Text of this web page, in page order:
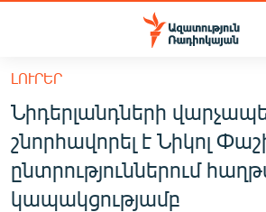
Մատչելիության
հիմնական
բովանդակությանը
Անցնել
հիմնական
մենյուին
Որոնում
ՀԱՅԱՍՏԱՆ
ՔԱՂԱՔԱԿԱՆ
ԸՆՏՐՈՒԹՅՈՒՆՆԵՐ 2026
ԼՈՒՐԵՐ
Նիդերլանդների
շնորհավորել է Նիկոլ
ընտրություններում
կապակցությամբ